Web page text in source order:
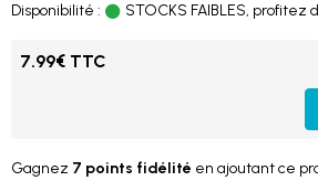
Disponibilité : STOCKS FAIBLES,
7.99€ TTC
Gagnez 7 points fidélité en ajoutant ce